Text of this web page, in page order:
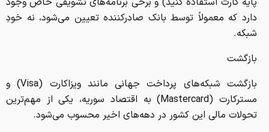
دارد که معمولاً توسط بانک صادرکننده تعیین می‌شود، نه خودِ
شبکه.
بازگشت
بازگشت شبکه‌های پرداخت جهانی مانند ویزاکارت (Visa) و
مسترکارت (Mastercard) به اقتصاد سوریه، یکی از مهم‌ترین
تحولات مالی این کشور در دهه‌های اخیر محسوب می‌شود.